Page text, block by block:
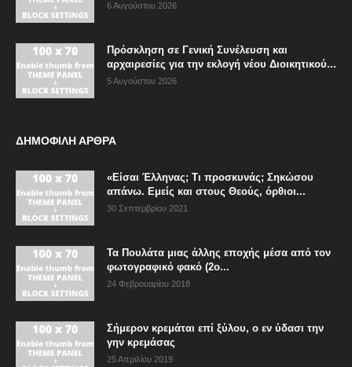
6 Αυγούστου 2026
Πρόσκληση σε Γενική Συνέλευση και
αρχαιρεσίες για την εκλογή νέου Διοικητικού...
5 Αυγούστου 2026
ΔΗΜΟΦΙΛΗ ΑΡΘΡΑ
«Είσαι Έλληνας; Τι προσκυνάς; Σηκώσου
απάνω. Εμείς και στους Θεούς, όρθιοι...
30 Σεπτεμβρίου 2021
Τα Πουλάτα μιας άλλης εποχής μέσα από τον
φωτογραφικό φακό (2ο...
24 Φεβρουαρίου 2018
Σήμερον κρεμάται επί ξύλου, ο εν ύδασι την
γην κρεμάσας
25 Απριλίου 2019